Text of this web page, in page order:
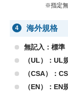
※指定無
4 海外規格
無記入：標準
（UL）：UL
（CSA）：
（EN）：EN